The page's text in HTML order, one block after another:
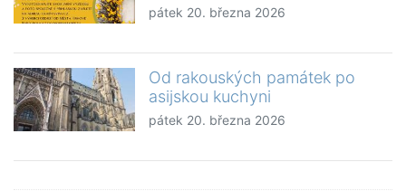
pátek 20. března 2026
Od rakouských památek po
asijskou kuchyni
pátek 20. března 2026